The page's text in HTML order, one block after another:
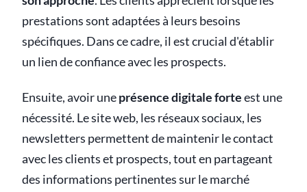
prestations sont adaptées à leurs besoins
spécifiques. Dans ce cadre, il est crucial d'établir
un lien de confiance avec les prospects.
Ensuite, avoir uneprésence digitale forteest une
nécessité. Le site web, les réseaux sociaux, les
newsletters permettent de maintenir le contact
avec les clients et prospects, tout en partageant
des informations pertinentes sur le marché